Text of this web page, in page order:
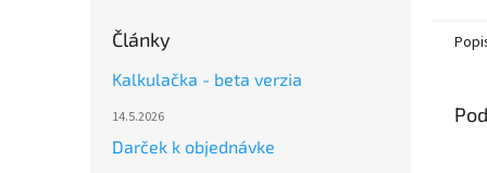
Články
Kalkulačka - beta verzia
14.5.2026
Darček k objednávke